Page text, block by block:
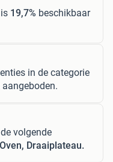
19,7% beschikbaar
in de categorie
de volgende
Draaiplateau.